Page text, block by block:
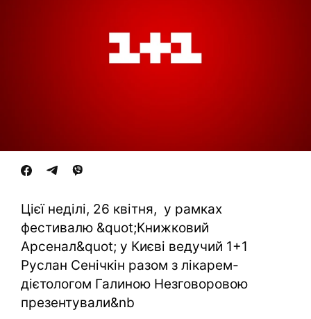
Цієї неділі, 26 квітня, у рамках
фестивалю &quot;Книжковий
Арсенал&quot; у Києві ведучий 1+1
Руслан Сенічкін разом з лікарем-
дієтологом Галиною Незговоровою
презентували&nb